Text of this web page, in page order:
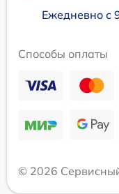
Ежедневно с
Способы оплаты
© 2026